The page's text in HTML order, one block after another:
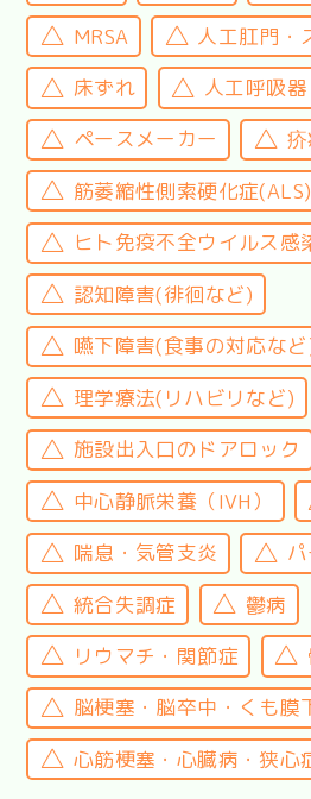
MRSA
人工肛門・
床ずれ
人工呼吸器
ペースメーカー
筋萎縮性側索硬化症(ALS)
ヒト免疫不全ウイルス感
認知障害(徘徊など)
嚥下障害(食事の対応な
理学療法(リハビリなど)
施設出入口のドアロック
中心静脈栄養（IVH）
喘息・気管支炎
統合失調症
鬱病
リウマチ・関節症
脳梗塞・脳卒中・くも膜
心筋梗塞・心臓病・狭心